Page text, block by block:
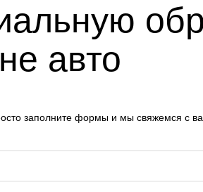
авто
заполните формы и мы свяжемся с